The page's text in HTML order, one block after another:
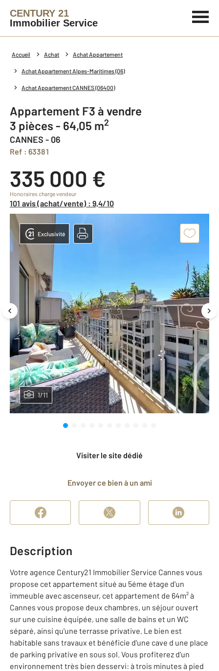
CENTURY 21
Immobilier Service
Accueil Achat Achat Appartement
Achat Appartement Alpes-Maritimes (06)
Achat Appartement CANNES (06400)
Appartement F3 à vendre
3 pièces - 64,05 m2
CANNES - 06
Ref : 63381
335 000 €
Honoraires charge vendeur
101 avis (achat/vente) : 9,4/10
1/11
Exclusivité
Visiter le site dédié
Envoyer ce bien à un ami
Description
Votre agence Century21 Immobilier Service Cannes vous
propose cet appartement situé au 5éme étage d'un
immeuble avec ascenseur, cet appartement de 64m² à
Cannes vous propose deux chambres, un séjour ouvert
sur une cuisine équipée, une salle de bains et un WC
séparé, ainsi qu'une terrasse privative. Le bien est
habitable sans travaux et bénéficie d'une cave d une place
de parking privative en sous sol. Vous profiterez d'un
environnement très bien desservi: à trois minutes à pied